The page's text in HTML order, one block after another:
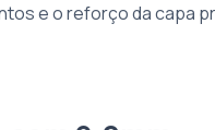
e o reforço da capa